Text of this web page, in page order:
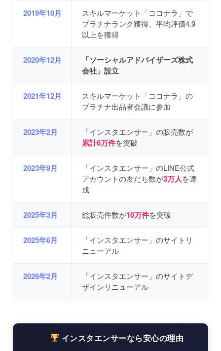
2019年10月
スキルマーケット「ココナラ」で
プラチナランク獲得、平均評価4.9
以上を獲得
2020年12月
「ソーシャルアドバイザーズ株式
会社」設立
2021年12月
スキルマーケット「ココナラ」の
プラチナ出品者会議に参加
2023年2月 「インスタエンサー」の販売数が
累計6万件を突破
2023年9月
「インスタエンサー」のLINE公式
アカウントの友だち数が3万人を達
成
2025年3月 総販売件数が10万件を突破
2025年6月
「インスタエンサー」のサイトリ
ニューアル
2026年2月
「インスタエンサー」のサイトデ
ザインリニューアル
インスタエンサーなら安心の理由